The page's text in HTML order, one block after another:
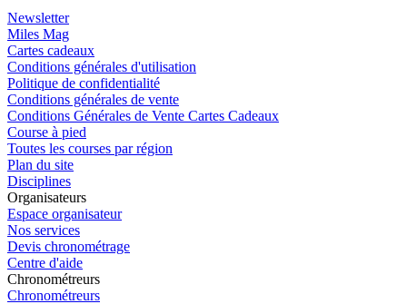
Newsletter
Miles Mag
Cartes cadeaux
Conditions générales d'utilisation
Politique de confidentialité
Conditions générales de vente
Conditions Générales de Vente Cartes Cadeaux
Course à pied
Toutes les courses par région
Plan du site
Disciplines
Organisateurs
Espace organisateur
Nos services
Devis chronométrage
Centre d'aide
Chronométreurs
Chronométreurs